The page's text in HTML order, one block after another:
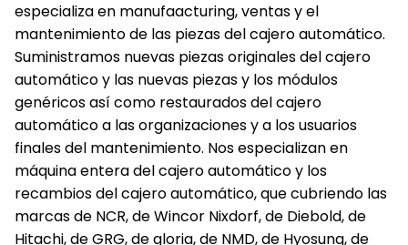
especializa en manufaacturing, ventas y el
mantenimiento de las piezas del cajero automático.
Suministramos nuevas piezas originales del cajero
automático y las nuevas piezas y los módulos
genéricos así como restaurados del cajero
automático a las organizaciones y a los usuarios
finales del mantenimiento. Nos especializan en
máquina entera del cajero automático y los
recambios del cajero automático, que cubriendo las
marcas de NCR, de Wincor Nixdorf, de Diebold, de
Hitachi, de GRG, de gloria, de NMD, de Hyosung, de